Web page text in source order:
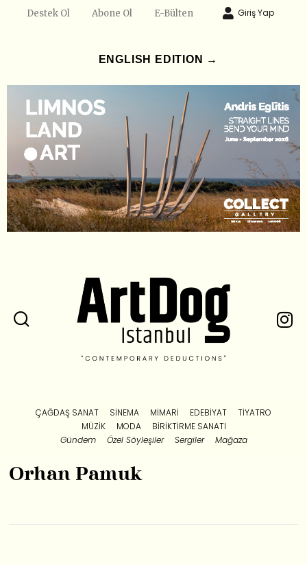
Destek Ol Abone Ol E-Bülten Giriş Yap
ENGLISH EDITION →
ÇAĞDAŞ SANAT SINEMA MIMARI EDEBIYAT
TIYATRO
MÜZIK
MODA
BIRIKTIRME SANATI
Gündem
Özel Söyleşiler Sergiler Mağaza
Orhan Pamuk